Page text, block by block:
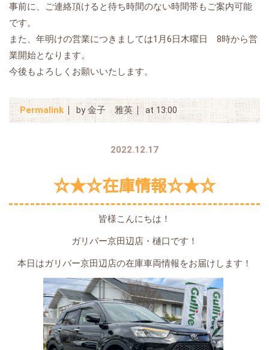
事前に、ご連絡頂けると待ち時間のない時間帯もご案内可能
です。
また、年明けの営業につきましては1月6日木曜日 8時から営
業開始となります。
今後もよろしくお願いいたします。
Permalink by 金子 雅英 at 13:00
2022.12.17
☆★☆在庫情報☆★☆
皆様こんにちは！
ガリバー京田辺店・樋口です！
本日はガリバー京田辺店の在庫車両情報をお届けします！